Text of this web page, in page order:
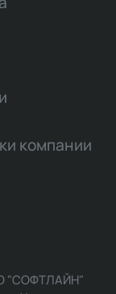
компании
"СОФТЛАЙН"